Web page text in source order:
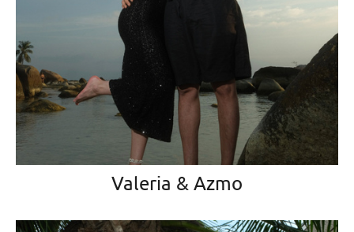
Valeria & Azmo